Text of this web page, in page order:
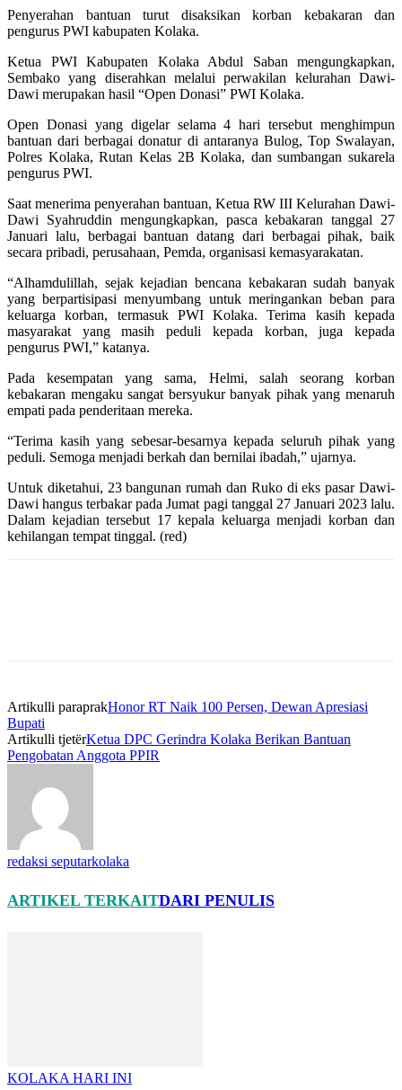
Penyerahan bantuan turut disaksikan korban kebakaran dan
pengurus PWI kabupaten Kolaka.
Ketua PWI Kabupaten Kolaka Abdul Saban mengungkapkan,
Sembako yang diserahkan melalui perwakilan kelurahan Dawi-
Dawi merupakan hasil “Open Donasi” PWI Kolaka.
Open Donasi yang digelar selama 4 hari tersebut menghimpun
bantuan dari berbagai donatur di antaranya Bulog, Top Swalayan,
Polres Kolaka, Rutan Kelas 2B Kolaka, dan sumbangan sukarela
pengurus PWI.
Saat menerima penyerahan bantuan, Ketua RW III Kelurahan Dawi-
Dawi Syahruddin mengungkapkan, pasca kebakaran tanggal 27
Januari lalu, berbagai bantuan datang dari berbagai pihak, baik
secara pribadi, perusahaan, Pemda, organisasi kemasyarakatan.
“Alhamdulillah, sejak kejadian bencana kebakaran sudah banyak
yang berpartisipasi menyumbang untuk meringankan beban para
keluarga korban, termasuk PWI Kolaka. Terima kasih kepada
masyarakat yang masih peduli kepada korban, juga kepada
pengurus PWI,” katanya.
Pada kesempatan yang sama, Helmi, salah seorang korban
kebakaran mengaku sangat bersyukur banyak pihak yang menaruh
empati pada penderitaan mereka.
“Terima kasih yang sebesar-besarnya kepada seluruh pihak yang
peduli. Semoga menjadi berkah dan bernilai ibadah,” ujarnya.
Untuk diketahui, 23 bangunan rumah dan Ruko di eks pasar Dawi-
Dawi hangus terbakar pada Jumat pagi tanggal 27 Januari 2023 lalu.
Dalam kejadian tersebut 17 kepala keluarga menjadi korban dan
kehilangan tempat tinggal. (red)
Artikulli paraprakHonor RT Naik 100 Persen, Dewan Apresiasi
Bupati
Artikulli tjetërKetua DPC Gerindra Kolaka Berikan Bantuan
Pengobatan Anggota PPIR
redaksi seputarkolaka
ARTIKEL TERKAITDARI PENULIS
KOLAKA HARI INI